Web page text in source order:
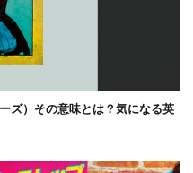
ズ）その意味とは？気になる英